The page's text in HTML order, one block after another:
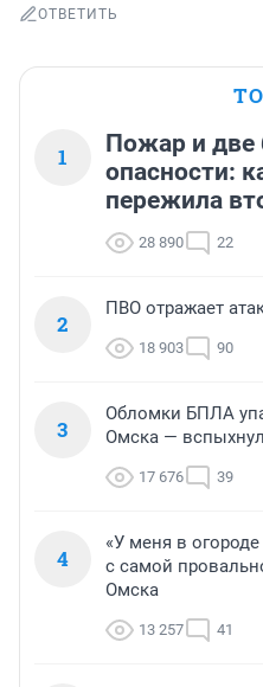
ОТВЕТИТЬ
1
Пожар и две
опасности:
пережила
28 890 22
2
ПВО отражает
18 903 90
3
Обломки БПЛА
Омска —
17 676 39
4
«У меня в
с самой
Омска
13 257 41